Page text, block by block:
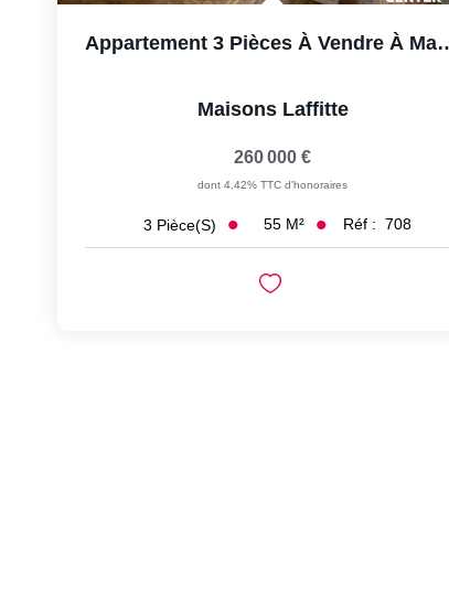
Appartement 3 Pièces À
Maisons Laffitte
260 000 €
dont 4,42% TTC d'honoraires
3 Pièce(s) 55 M² Réf : 708